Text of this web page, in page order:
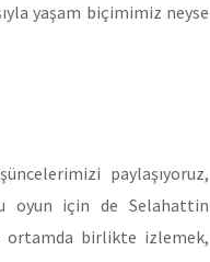
yaşam biçimimiz neyse
paylaşıyoruz,
oyun için de Selahattin
ortamda birlikte izlemek,